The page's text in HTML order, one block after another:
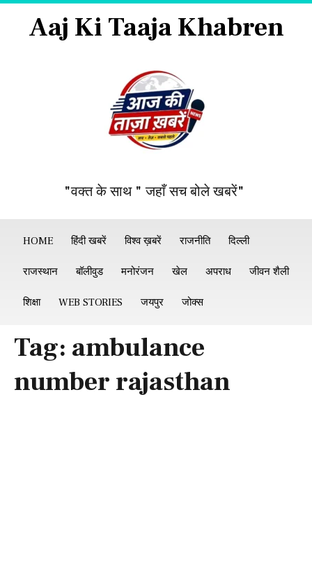
Aaj Ki Taaja Khabren
"वक्त के साथ " जहाँ सच बोले खबरें"
HOME हिंदी खबरें विश्व ख़बरें राजनीति दिल्ली
राजस्थान बॉलीवुड मनोरंजन खेल अपराध जीवन शैली
शिक्षा WEB STORIES जयपुर जोक्स
Tag: ambulance
number rajasthan